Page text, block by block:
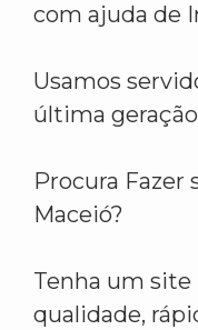
com ajuda de
Usamos
última
Procura Fazer
Maceió?
Tenha um site
qualidade,